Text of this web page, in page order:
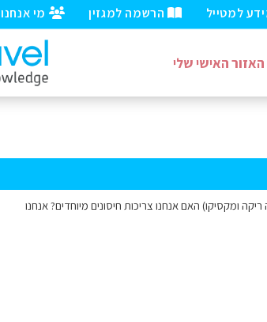
מי אנחנו הרשמה למגזין למטייל
האזור האישי שלי
ריקה ומקסיקו) האם אנחנו צריכות חיסונים מיוחדים? אנחנו